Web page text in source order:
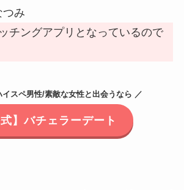
つみ
チングアプリとなっているので
イスペ男性/素敵な女性と出会うなら ／
式】バチェラーデート